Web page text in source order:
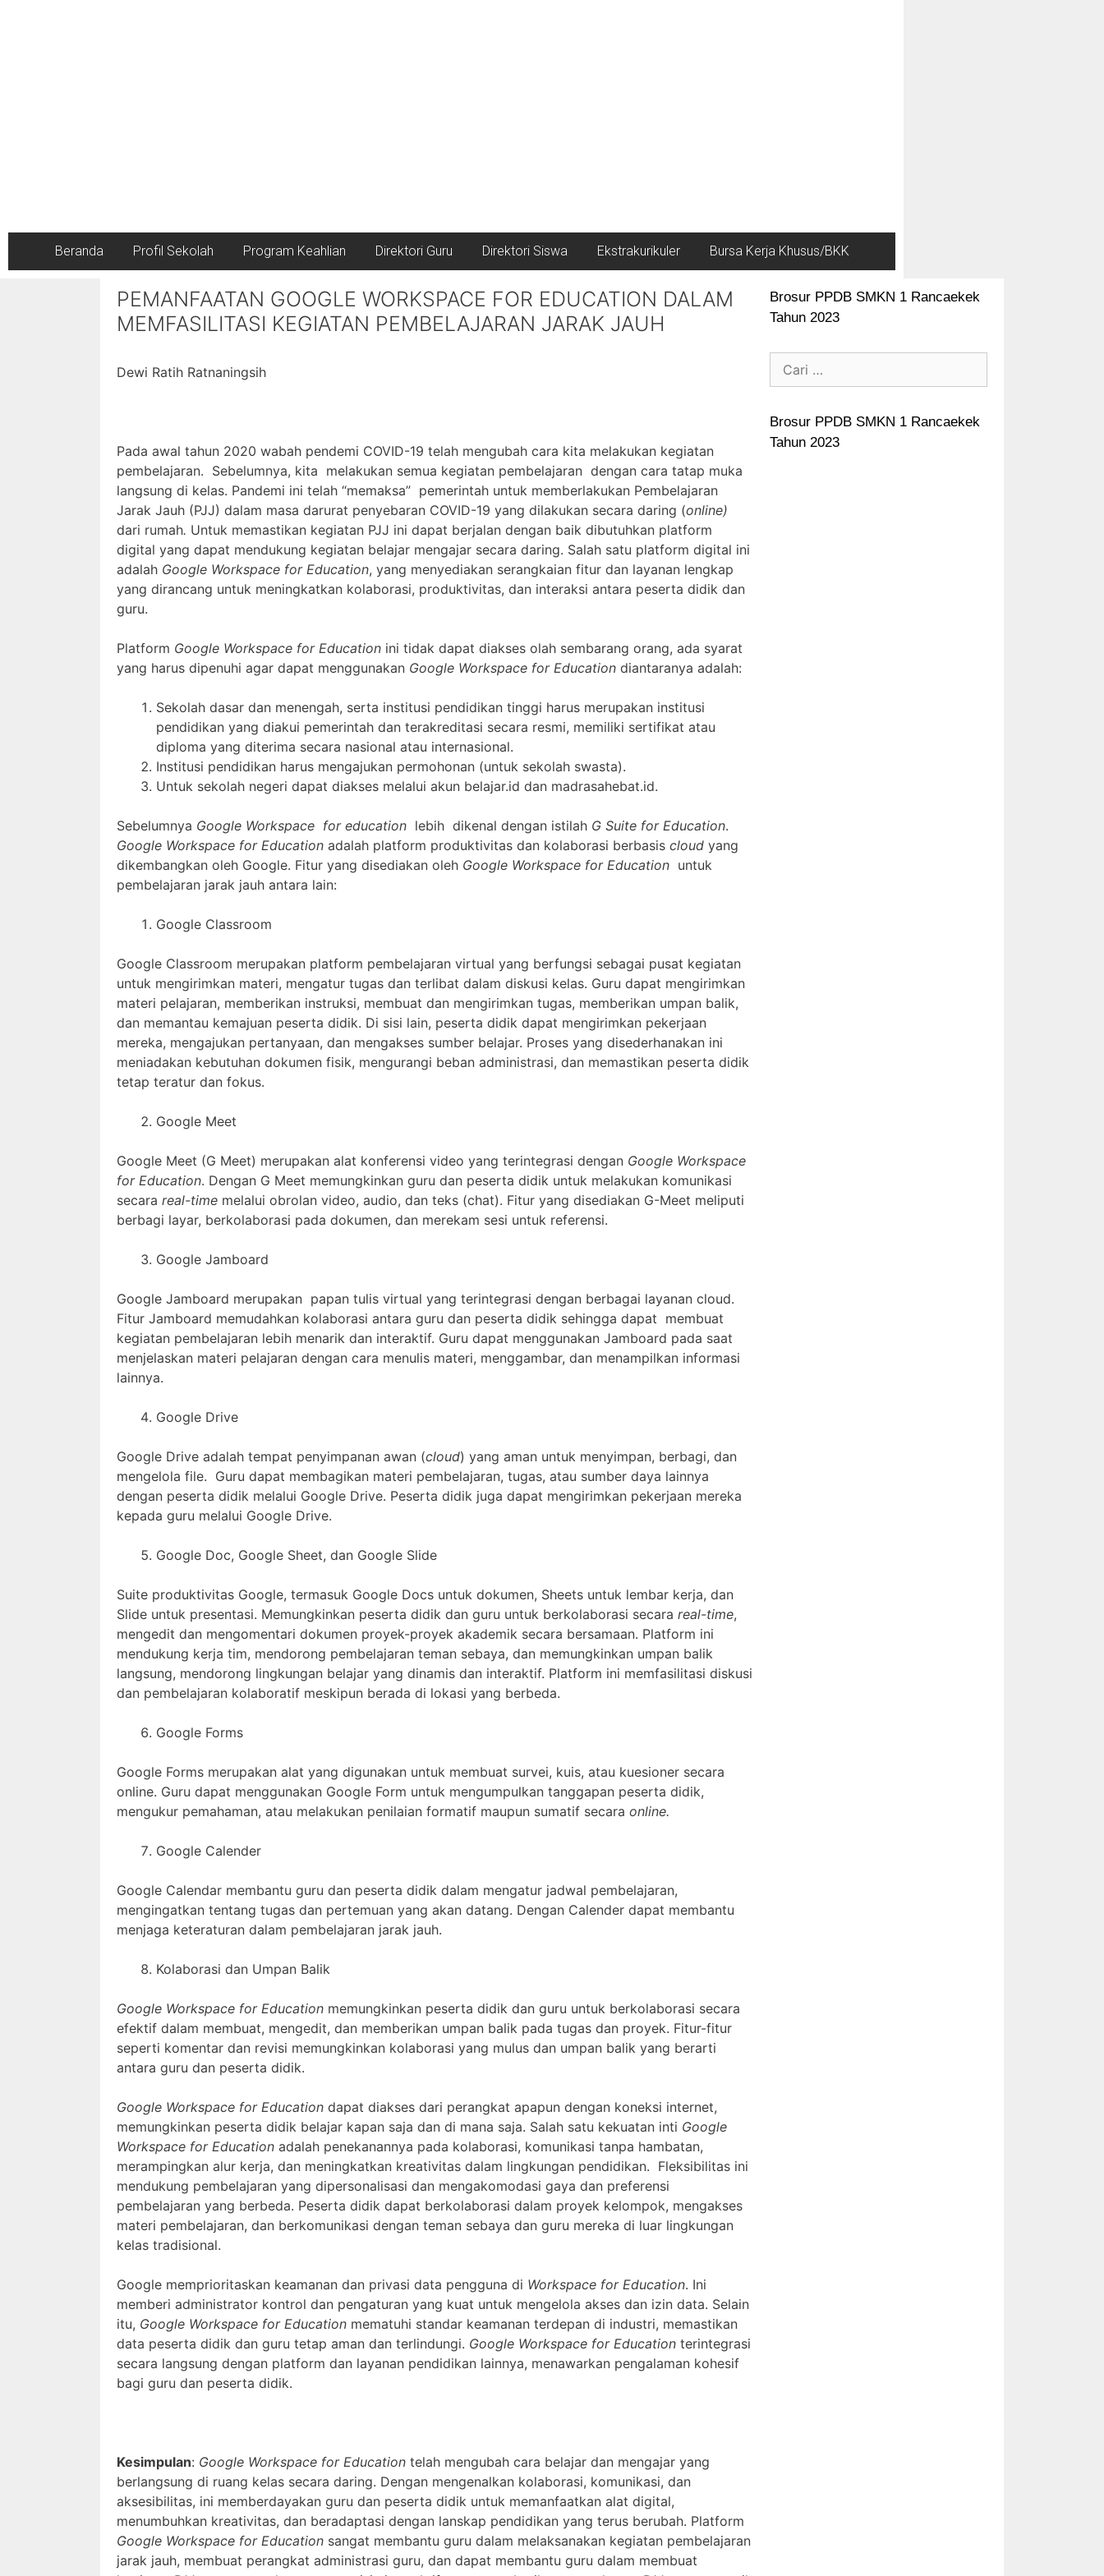
Beranda Profil Sekolah Program Keahlian Direktori Guru Direktori Siswa Ekstrakurikuler Bursa Kerja Khusus/BKK
PEMANFAATAN GOOGLE WORKSPACE FOR EDUCATION DALAM
MEMFASILITASI KEGIATAN PEMBELAJARAN JARAK JAUH
Dewi Ratih Ratnaningsih
Pada awal tahun 2020 wabah pendemi COVID-19 telah mengubah cara kita melakukan kegiatan
pembelajaran. Sebelumnya, kita melakukan semua kegiatan pembelajaran dengan cara tatap muka
langsung di kelas. Pandemi ini telah “memaksa” pemerintah untuk memberlakukan Pembelajaran
Jarak Jauh (PJJ) dalam masa darurat penyebaran COVID-19 yang dilakukan secara daring (online)
dari rumah. Untuk memastikan kegiatan PJJ ini dapat berjalan dengan baik dibutuhkan platform
digital yang dapat mendukung kegiatan belajar mengajar secara daring. Salah satu platform digital ini
adalah Google Workspace for Education, yang menyediakan serangkaian fitur dan layanan lengkap
yang dirancang untuk meningkatkan kolaborasi, produktivitas, dan interaksi antara peserta didik dan
guru.
Platform Google Workspace for Education ini tidak dapat diakses olah sembarang orang, ada syarat
yang harus dipenuhi agar dapat menggunakan Google Workspace for Education diantaranya adalah:
Sekolah dasar dan menengah, serta institusi pendidikan tinggi harus merupakan institusi
pendidikan yang diakui pemerintah dan terakreditasi secara resmi, memiliki sertifikat atau
diploma yang diterima secara nasional atau internasional.
Institusi pendidikan harus mengajukan permohonan (untuk sekolah swasta).
Untuk sekolah negeri dapat diakses melalui akun belajar.id dan madrasahebat.id.
Sebelumnya Google Workspace for education lebih dikenal dengan istilah G Suite for Education.
Google Workspace for Education adalah platform produktivitas dan kolaborasi berbasis cloud yang
dikembangkan oleh Google. Fitur yang disediakan oleh Google Workspace for Education untuk
pembelajaran jarak jauh antara lain:
Google Classroom
Google Classroom merupakan platform pembelajaran virtual yang berfungsi sebagai pusat kegiatan
untuk mengirimkan materi, mengatur tugas dan terlibat dalam diskusi kelas. Guru dapat mengirimkan
materi pelajaran, memberikan instruksi, membuat dan mengirimkan tugas, memberikan umpan balik,
dan memantau kemajuan peserta didik. Di sisi lain, peserta didik dapat mengirimkan pekerjaan
mereka, mengajukan pertanyaan, dan mengakses sumber belajar. Proses yang disederhanakan ini
meniadakan kebutuhan dokumen fisik, mengurangi beban administrasi, dan memastikan peserta didik
tetap teratur dan fokus.
Google Meet
Google Meet (G Meet) merupakan alat konferensi video yang terintegrasi dengan Google Workspace
for Education. Dengan G Meet memungkinkan guru dan peserta didik untuk melakukan komunikasi
secara real-time melalui obrolan video, audio, dan teks (chat). Fitur yang disediakan G-Meet meliputi
berbagi layar, berkolaborasi pada dokumen, dan merekam sesi untuk referensi.
Google Jamboard
Google Jamboard merupakan papan tulis virtual yang terintegrasi dengan berbagai layanan cloud.
Fitur Jamboard memudahkan kolaborasi antara guru dan peserta didik sehingga dapat membuat
kegiatan pembelajaran lebih menarik dan interaktif. Guru dapat menggunakan Jamboard pada saat
menjelaskan materi pelajaran dengan cara menulis materi, menggambar, dan menampilkan informasi
lainnya.
Google Drive
Google Drive adalah tempat penyimpanan awan (cloud) yang aman untuk menyimpan, berbagi, dan
mengelola file. Guru dapat membagikan materi pembelajaran, tugas, atau sumber daya lainnya
dengan peserta didik melalui Google Drive. Peserta didik juga dapat mengirimkan pekerjaan mereka
kepada guru melalui Google Drive.
Google Doc, Google Sheet, dan Google Slide
Suite produktivitas Google, termasuk Google Docs untuk dokumen, Sheets untuk lembar kerja, dan
Slide untuk presentasi. Memungkinkan peserta didik dan guru untuk berkolaborasi secara real-time,
mengedit dan mengomentari dokumen proyek-proyek akademik secara bersamaan. Platform ini
mendukung kerja tim, mendorong pembelajaran teman sebaya, dan memungkinkan umpan balik
langsung, mendorong lingkungan belajar yang dinamis dan interaktif. Platform ini memfasilitasi diskusi
dan pembelajaran kolaboratif meskipun berada di lokasi yang berbeda.
Google Forms
Google Forms merupakan alat yang digunakan untuk membuat survei, kuis, atau kuesioner secara
online. Guru dapat menggunakan Google Form untuk mengumpulkan tanggapan peserta didik,
mengukur pemahaman, atau melakukan penilaian formatif maupun sumatif secara online.
Google Calender
Google Calendar membantu guru dan peserta didik dalam mengatur jadwal pembelajaran,
mengingatkan tentang tugas dan pertemuan yang akan datang. Dengan Calender dapat membantu
menjaga keteraturan dalam pembelajaran jarak jauh.
Kolaborasi dan Umpan Balik
Google Workspace for Education memungkinkan peserta didik dan guru untuk berkolaborasi secara
efektif dalam membuat, mengedit, dan memberikan umpan balik pada tugas dan proyek. Fitur-fitur
seperti komentar dan revisi memungkinkan kolaborasi yang mulus dan umpan balik yang berarti
antara guru dan peserta didik.
Google Workspace for Education dapat diakses dari perangkat apapun dengan koneksi internet,
memungkinkan peserta didik belajar kapan saja dan di mana saja. Salah satu kekuatan inti Google
Workspace for Education adalah penekanannya pada kolaborasi, komunikasi tanpa hambatan,
merampingkan alur kerja, dan meningkatkan kreativitas dalam lingkungan pendidikan. Fleksibilitas ini
mendukung pembelajaran yang dipersonalisasi dan mengakomodasi gaya dan preferensi
pembelajaran yang berbeda. Peserta didik dapat berkolaborasi dalam proyek kelompok, mengakses
materi pembelajaran, dan berkomunikasi dengan teman sebaya dan guru mereka di luar lingkungan
kelas tradisional.
Google memprioritaskan keamanan dan privasi data pengguna di Workspace for Education. Ini
memberi administrator kontrol dan pengaturan yang kuat untuk mengelola akses dan izin data. Selain
itu, Google Workspace for Education mematuhi standar keamanan terdepan di industri, memastikan
data peserta didik dan guru tetap aman dan terlindungi. Google Workspace for Education terintegrasi
secara langsung dengan platform dan layanan pendidikan lainnya, menawarkan pengalaman kohesif
bagi guru dan peserta didik.
Kesimpulan: Google Workspace for Education telah mengubah cara belajar dan mengajar yang
berlangsung di ruang kelas secara daring. Dengan mengenalkan kolaborasi, komunikasi, dan
aksesibilitas, ini memberdayakan guru dan peserta didik untuk memanfaatkan alat digital,
menumbuhkan kreativitas, dan beradaptasi dengan lanskap pendidikan yang terus berubah. Platform
Google Workspace for Education sangat membantu guru dalam melaksanakan kegiatan pembelajaran
jarak jauh, membuat perangkat administrasi guru, dan dapat membantu guru dalam membuat
Brosur PPDB SMKN 1 Rancaekek
Tahun 2023
Brosur PPDB SMKN 1 Rancaekek
Tahun 2023